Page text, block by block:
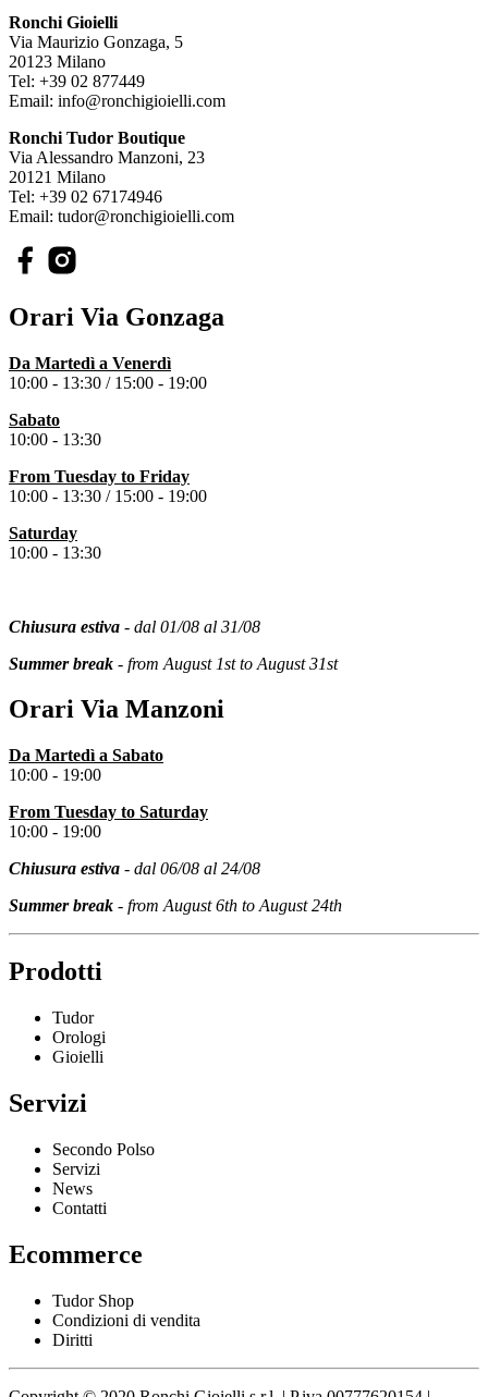
Ronchi Gioielli
Via Maurizio Gonzaga, 5
20123 Milano
Tel: +39 02 877449
Email: info@ronchigioielli.com
Ronchi Tudor Boutique
Via Alessandro Manzoni, 23
20121 Milano
Tel: +39 02 67174946
Email: tudor@ronchigioielli.com
Orari Via Gonzaga
Da Martedì a Venerdì
10:00 - 13:30 / 15:00 - 19:00
Sabato
10:00 - 13:30
From Tuesday to Friday
10:00 - 13:30 / 15:00 - 19:00
Saturday
10:00 - 13:30
Chiusura estiva - dal 01/08 al 31/08
Summer break - from August 1st to August 31st
Orari Via Manzoni
Da Martedì a Sabato
10:00 - 19:00
From Tuesday to Saturday
10:00 - 19:00
Chiusura estiva - dal 06/08 al 24/08
Summer break - from August 6th to August 24th
Prodotti
Tudor
Orologi
Gioielli
Servizi
Secondo Polso
Servizi
News
Contatti
Ecommerce
Tudor Shop
Condizioni di vendita
Diritti